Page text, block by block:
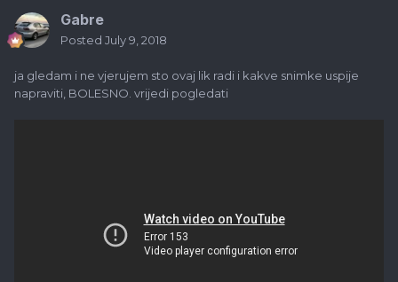
Gabre
Posted July 9, 2018
ja gledam i ne vjerujem sto ovaj lik radi i kakve snimke uspije
napraviti, BOLESNO. vrijedi pogledati